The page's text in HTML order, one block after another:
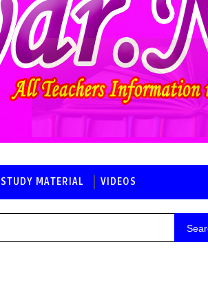
STUDY MATERIAL VIDEOS